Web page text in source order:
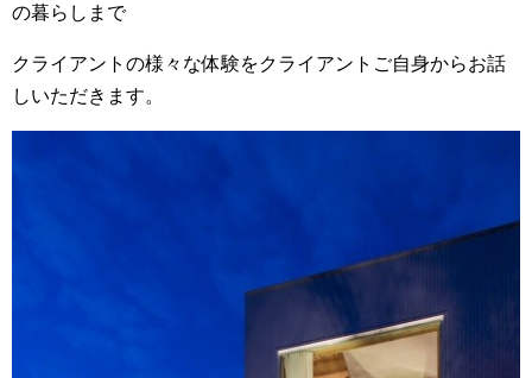
の暮らしまで
クライアントの様々な体験をクライアントご自身からお話
しいただきます。